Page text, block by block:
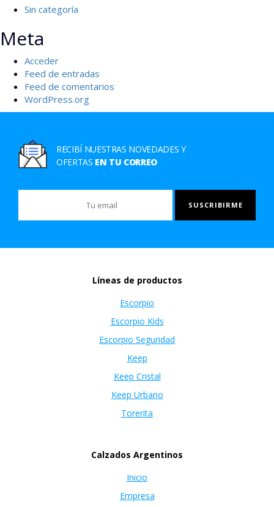
Sin categoría
Meta
Acceder
Feed de entradas
Feed de comentarios
WordPress.org
RECIBÍ NUESTRAS NOVEDADES Y
OFERTAS EN TU CORREO
Líneas de productos
Escorpio
Escorpio Kids
Escorpio Seguridad
Keep
Keep Cristal
Keep Urbano
Torerita
Calzados Argentinos
Inicio
Empresa